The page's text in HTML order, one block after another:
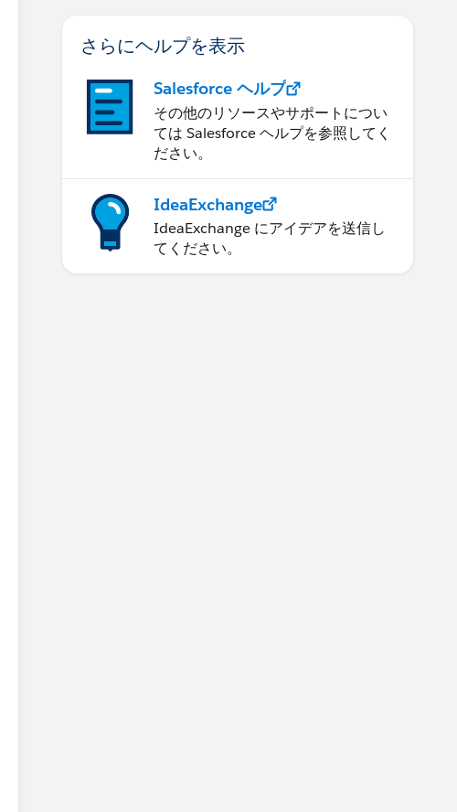
さらにヘルプを表示
Salesforce ヘルプ
その他のリソースやサポートについ
ては Salesforce ヘルプを参照してく
ださい。
IdeaExchange
IdeaExchange にアイデアを送信し
てください。